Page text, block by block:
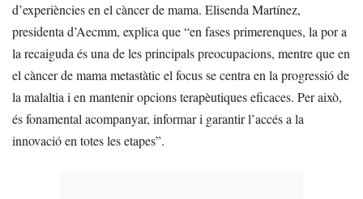
d’experiències en el càncer de mama. Elisenda Martínez,
presidenta d’Aecmm, explica que “en fases primerenques, la por a
la recaiguda és una de les principals preocupacions, mentre que en
el càncer de mama metastàtic el focus se centra en la progressió de
la malaltia i en mantenir opcions terapèutiques eficaces. Per això,
és fonamental acompanyar, informar i garantir l’accés a la
innovació en totes les etapes”.